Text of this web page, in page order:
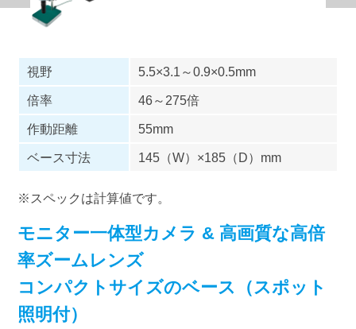
視野
5.5×3.1～0.9×0.5mm
倍率
46～275倍
作動距離
55mm
ベース寸法
145（W）×185（D）mm
※スペックは計算値です。
モニター一体型カメラ & 高画質な高倍
率ズームレンズ
コンパクトサイズのベース（スポット
照明付）